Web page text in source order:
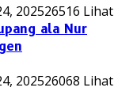
202526516 Lihat
ala Nur
202526068 Lihat